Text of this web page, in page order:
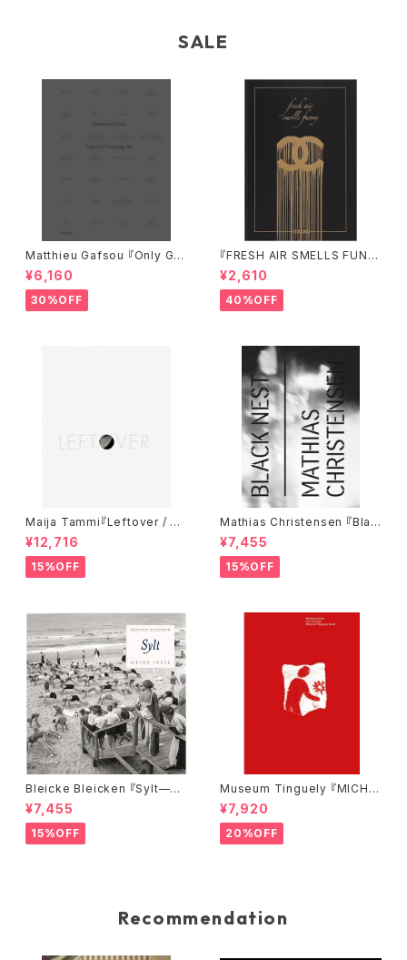
SALE
Matthieu Gafsou 『Only Go
d Can Judge Me』
¥6,160
30%OFF
『FRESH AIR SMELLS FUNN
Y』
¥2,610
40%OFF
Maija Tammi『Leftover / Re
movals』
¥12,716
15%OFF
Mathias Christensen 『Blac
k Nest』
¥7,455
15%OFF
Bleicke Bleicken 『Sylt—M
eine Insel』
¥7,455
15%OFF
Museum Tinguely 『MICHA
EL LANDY: OUT OF ORDE
R』
¥7,920
20%OFF
Recommendation